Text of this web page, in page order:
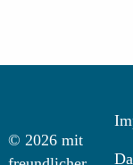
© 2026 mit